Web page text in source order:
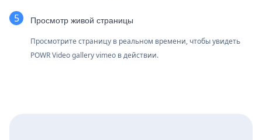
Просмотр живой страницы
Просмотрите страницу в реальном времени, чтобы увидеть
POWR Video gallery vimeo в действии.